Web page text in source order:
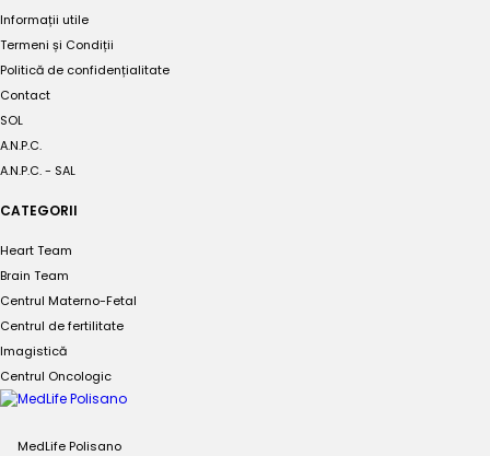
Informații utile
Termeni și Condiții
Politică de confidențialitate
Contact
SOL
A.N.P.C.
A.N.P.C. - SAL
CATEGORII
Heart Team
Brain Team
Centrul Materno-Fetal
Centrul de fertilitate
Imagistică
Centrul Oncologic
MedLife Polisano